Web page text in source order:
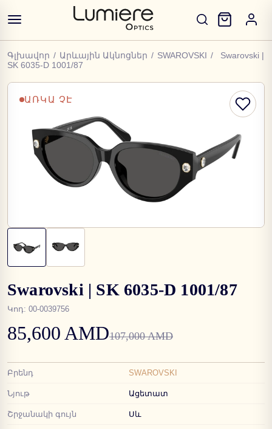
Գլխավոր / Արևային Ակնոցներ / SWAROVSKI /
Swarovski |
SK 6035-D 1001/87
ԱՌԿԱ ՉԷ
Swarovski | SK 6035-D 1001/87
Կոդ: 00-0039756
85,600 AMD107,000 AMD
Բրենդ SWAROVSKI
Նյութ Ացետատ
Շրջանակի գույն Սև